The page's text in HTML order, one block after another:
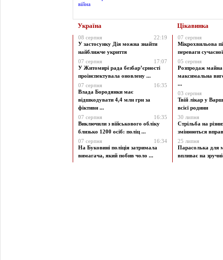
Україна Цікавинка
08 серпня
22:19
У застосунку Дія можна знайти
найближче укриття
07 серпня
17:07
У Житомирі рада безбар’єрності
проінспектувала оновлену ...
07 серпня
16:35
Влада Бородянки має
відшкодувати 4,4 млн грн за
фіктивн ...
07 серпня
16:35
Виключили з військового обліку
близько 1200 осіб: поліц ...
07 серпня
16:34
На Буковині поліція затримала
вимагача, який побив чоло ...
07 серпня
Мікрохвильова
переваги
05 серпня
Розпродаж майна
максимальна
...
03 серпня
Твій лікар у
всієї родини
30 липня
Стрільба на
змінюються
25 липня
Парасолька для
впливає на